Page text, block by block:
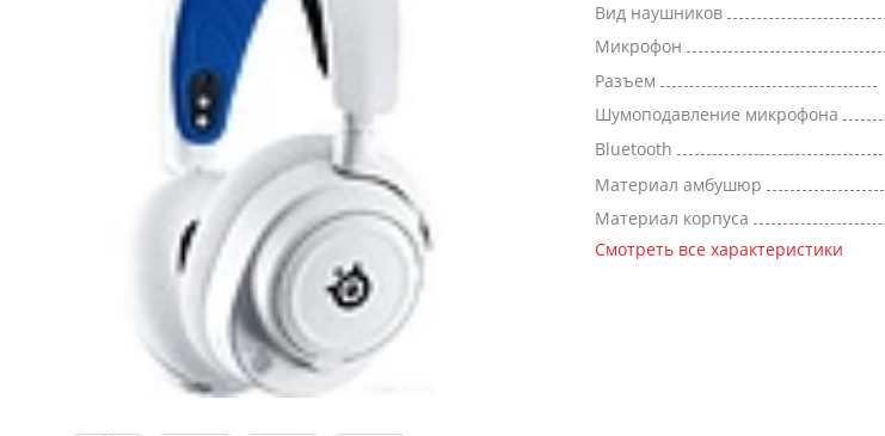
Вид наушников
Микрофон
Разъем
Шумоподавление микрофона
Bluetooth
Материал амбушюр
Материал корпуса
Смотреть все характеристики